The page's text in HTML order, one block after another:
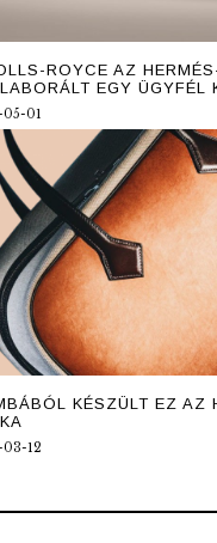
ROYCE AZ
EGY ÜGYFÉL
05-01
KÉSZÜLT EZ AZ
03-12